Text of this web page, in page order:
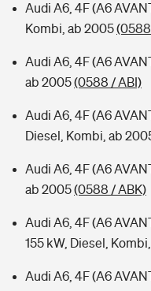
Audi A6, 4F (A6
Kombi, ab 2005
Audi A6, 4F (A6
ab 2005(0588 / ABI)
Audi A6, 4F (A6
Diesel, Kombi, ab
Audi A6, 4F (A6
ab 2005(0588 / ABK)
Audi A6, 4F (A6
155 kW, Diesel,
Audi A6, 4F (A6